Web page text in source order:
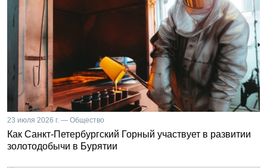
23 июля 2026 г. — Общество
Как Санкт-Петербургский Горный участвует в развитии
золотодобычи в Бурятии